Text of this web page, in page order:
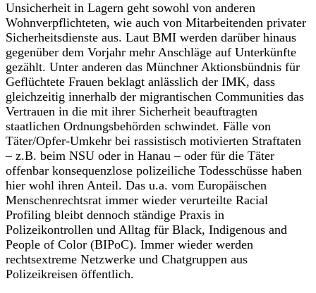
Unsicherheit in Lagern geht sowohl von anderen
Wohnverpflichteten, wie auch von Mitarbeitenden privater
Sicherheitsdienste aus. Laut BMI werden darüber hinaus
gegenüber dem Vorjahr mehr Anschläge auf Unterkünfte
gezählt. Unter anderen das Münchner Aktionsbündnis für
Geflüchtete Frauen beklagt anlässlich der IMK, dass
gleichzeitig innerhalb der migrantischen Communities das
Vertrauen in die mit ihrer Sicherheit beauftragten
staatlichen Ordnungsbehörden schwindet. Fälle von
Täter/Opfer-Umkehr bei rassistisch motivierten Straftaten
– z.B. beim NSU oder in Hanau – oder für die Täter
offenbar konsequenzlose polizeiliche Todesschüsse haben
hier wohl ihren Anteil. Das u.a. vom Europäischen
Menschenrechtsrat immer wieder verurteilte Racial
Profiling bleibt dennoch ständige Praxis in
Polizeikontrollen und Alltag für Black, Indigenous and
People of Color (BIPoC). Immer wieder werden
rechtsextreme Netzwerke und Chatgruppen aus
Polizeikreisen öffentlich.